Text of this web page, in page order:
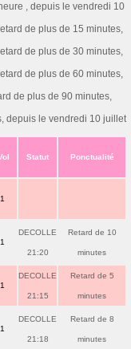
, depuis le vendredi 10
de plus de 15 minutes,
de plus de 30 minutes,
de plus de 60 minutes,
de plus de 90 minutes,
depuis le vendredi 10 juillet
Statut Ponctualité
DECOLLE
21:20
Retard de 10
minutes
DECOLLE
21:15
Retard de 5
minutes
DECOLLE
21:18
Retard de 8
minutes